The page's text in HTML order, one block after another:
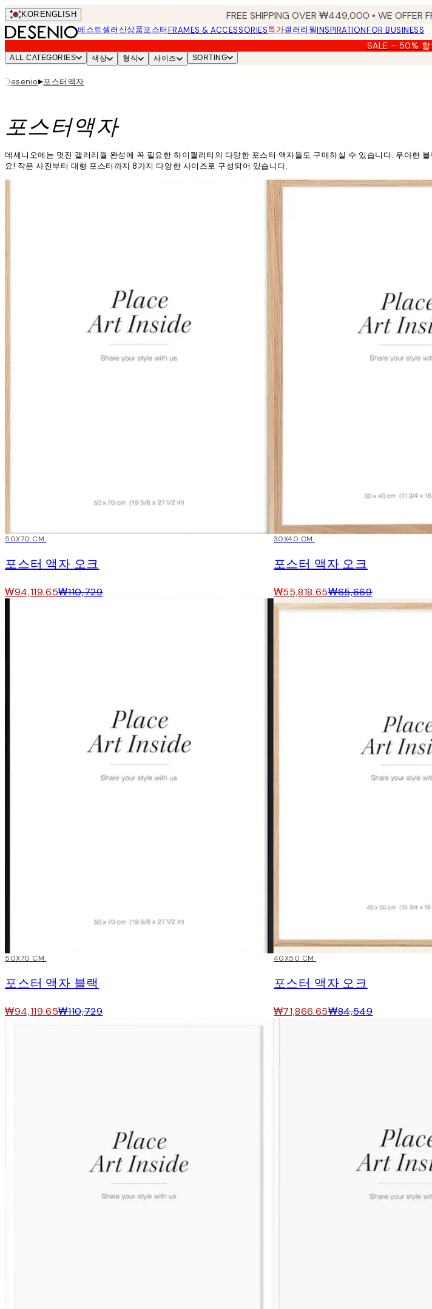
Skip
to
main
content.
KOR ENGLISH FREE SHIPPING OVER ₩449,000 • WE OFFER
베스트셀러신상품포스터FRAMES & ACCESSORIES특가갤러리월INSPIRATIONFOR BUSINESS
SALE - 50%
ALL CATEGORIES 색상 형식 사이즈 SORTING
Desenio▸포스터액자
포스터액자
데세니오에는 멋진 갤러리월 완성에 꼭 필요한 하이퀄리티의 다양한 포스터 액자들도 구매하실 수 있습니다. 우아한
요! 작은 사진부터 대형 포스터까지 8가지 다양한 사이즈로 구성되어 있습니다.
15%*
50X70 CM
포스터 액자 오크
₩94,119.65₩110,729
15%*
30X40 CM
포스터 액자 오크
₩55,818.65₩65,669
15%*
50X70 CM
포스터 액자 블랙
₩94,119.65₩110,729
15%*
40X50 CM
포스터 액자 오크
₩71,866.65₩84,549